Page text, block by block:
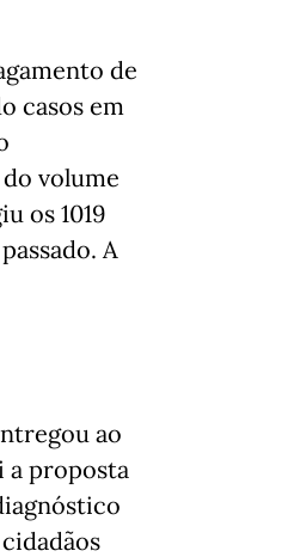
de
casos em
volume
os 1019
A
ao
a proposta